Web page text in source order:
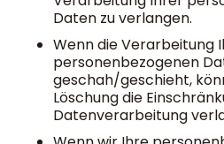
Daten zu verlangen.
Wenn die Verarbeitung
personenbezogenen
geschah/geschieht,
Löschung die
Datenverarbeitung